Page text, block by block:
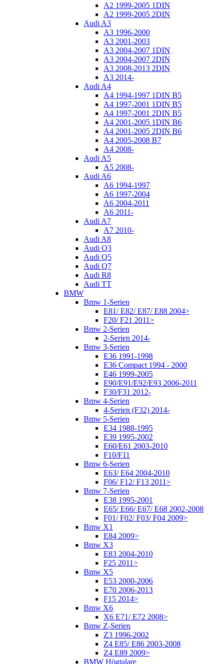
A2 1999-2005 1DIN
A2 1999-2005 2DIN
Audi A3
A3 1996-2000
A3 2001-2003
A3 2004-2007 1DIN
A3 2004-2007 2DIN
A3 2008-2013 2DIN
A3 2014-
Audi A4
A4 1994-1997 1DIN B5
A4 1997-2001 1DIN B5
A4 1997-2001 2DIN B5
A4 2001-2005 1DIN B6
A4 2001-2005 2DIN B6
A4 2005-2008 B7
A4 2008-
Audi A5
A5 2008-
Audi A6
A6 1994-1997
A6 1997-2004
A6 2004-2011
A6 2011-
Audi A7
A7 2010-
Audi A8
Audi Q3
Audi Q5
Audi Q7
Audi R8
Audi TT
BMW
Bmw 1-Serien
E81/ E82/ E87/ E88 2004>
F20/ F21 2011>
Bmw 2-Serien
2-Serien 2014-
Bmw 3-Serien
E36 1991-1998
E36 Compact 1994 - 2000
E46 1999-2005
E90/E91/E92/E93 2006-2011
F30/F31 2012-
Bmw 4-Serien
4-Serien (F32) 2014-
Bmw 5-Serien
E34 1988-1995
E39 1995-2002
E60/E61 2003-2010
F10/F11
Bmw 6-Serien
E63/ E64 2004-2010
F06/ F12/ F13 2011>
Bmw 7-Serien
E38 1995-2001
E65/ E66/ E67/ E68 2002-2008
F01/ F02/ F03/ F04 2009>
Bmw X1
E84 2009>
Bmw X3
E83 2004-2010
F25 2011>
Bmw X5
E53 2000-2006
E70 2006-2013
F15 2014>
Bmw X6
X6 E71/ E72 2008>
Bmw Z-Serien
Z3 1996-2002
Z4 E85/ E86 2003-2008
Z4 E89 2009>
BMW Högtalare